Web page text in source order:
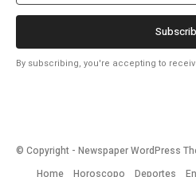
By subscribing, you're accepting to
© Copyright - Newspaper WordPress
Home
Horoscopo Deportes